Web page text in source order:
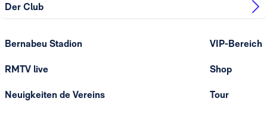
Der Club
Bernabeu Stadion
RMTV live
Neuigkeiten de Vereins
VIP-Bereich
Shop
Tour